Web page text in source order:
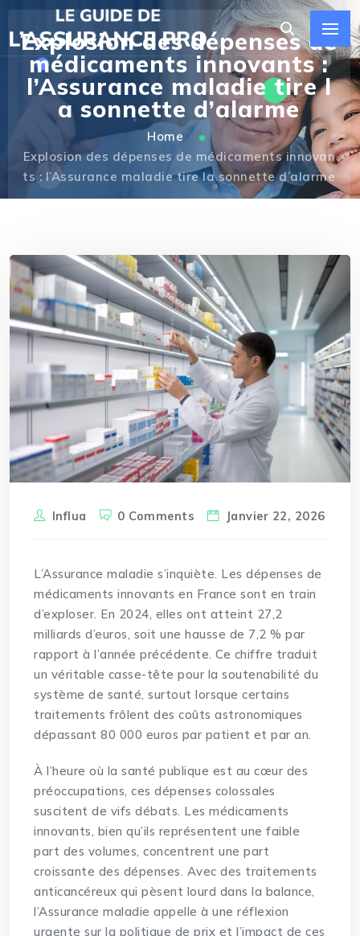
Explosion des dépenses de
médicaments innovants :
l’Assurance maladie tire l
a sonnette d’alarme
Home
Explosion des dépenses de médicaments innovan
ts : l’Assurance maladie tire la sonnette d’alarme
Influa 0 Comments Janvier 22, 2026
L’Assurance maladie s’inquiète. Les dépenses de
médicaments innovants en France sont en train
d’exploser. En 2024, elles ont atteint 27,2
milliards d’euros, soit une hausse de 7,2 % par
rapport à l’année précédente. Ce chiffre traduit
un véritable casse-tête pour la soutenabilité du
système de santé, surtout lorsque certains
traitements frôlent des coûts astronomiques
dépassant 80 000 euros par patient et par an.
À l’heure où la santé publique est au cœur des
préoccupations, ces dépenses colossales
suscitent de vifs débats. Les médicaments
innovants, bien qu’ils représentent une faible
part des volumes, concentrent une part
croissante des dépenses. Avec des traitements
anticancéreux qui pèsent lourd dans la balance,
l’Assurance maladie appelle à une réflexion
urgente sur la politique de prix et l’impact de ces